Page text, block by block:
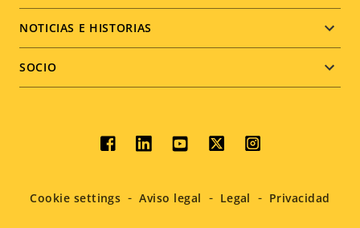
NOTICIAS E HISTORIAS
SOCIO
Social
menu
Cookie settings Aviso legal Legal Privacidad